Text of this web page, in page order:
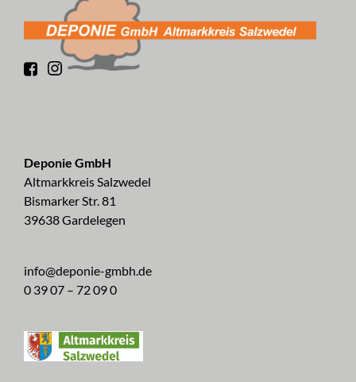
Deponie GmbH
Altmarkkreis Salzwedel
Bismarker Str. 81
39638 Gardelegen
info@deponie-gmbh.de
0 39 07 – 72 09 0